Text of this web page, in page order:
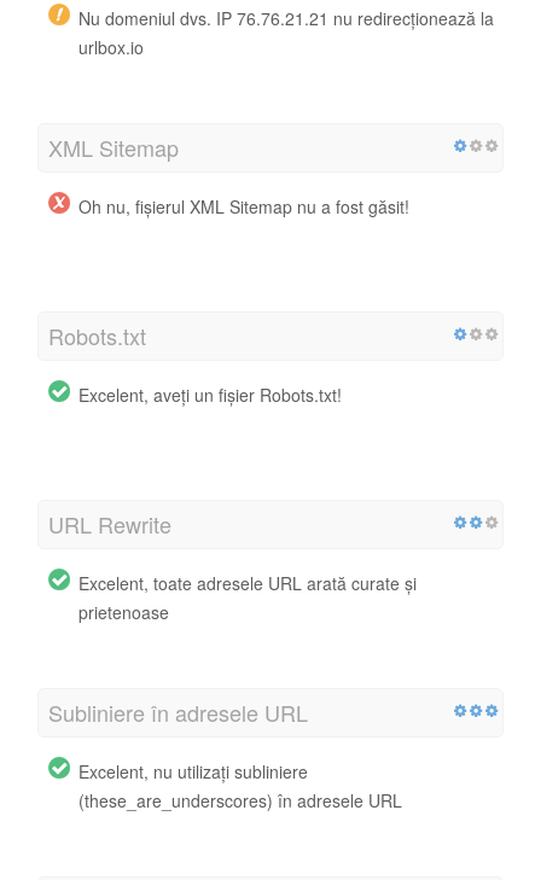
Nu domeniul dvs. IP 76.76.21.21 nu redirecționează la
urlbox.io
XML Sitemap
Oh nu, fișierul XML Sitemap nu a fost găsit!
Robots.txt
Excelent, aveți un fișier Robots.txt!
URL Rewrite
Excelent, toate adresele URL arată curate și
prietenoase
Subliniere în adresele URL
Excelent, nu utilizați subliniere
(these_are_underscores) în adresele URL